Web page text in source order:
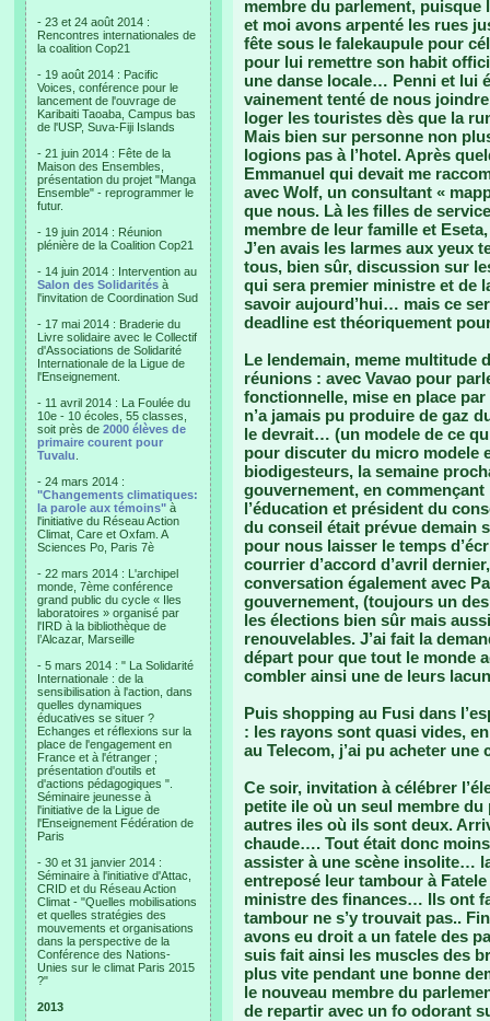
- 23 et 24 août 2014 :
Rencontres internationales de
la coalition Cop21
- 19 août 2014 : Pacific
Voices, conférence pour le
lancement de l'ouvrage de
Karibaiti Taoaba, Campus bas
de l'USP, Suva-Fiji Islands
- 21 juin 2014 : Fête de la
Maison des Ensembles,
présentation du projet "Manga
Ensemble" - reprogrammer le
futur.
- 19 juin 2014 : Réunion
plénière de la Coalition Cop21
- 14 juin 2014 : Intervention au
Salon des Solidarités à
l'invitation de Coordination Sud
- 17 mai 2014 : Braderie du
Livre solidaire avec le Collectif
d'Associations de Solidarité
Internationale de la Ligue de
l'Enseignement.
- 11 avril 2014 : La Foulée du
10e - 10 écoles, 55 classes,
soit près de 2000 élèves de
primaire courent pour
Tuvalu
- 24 mars 2014 :
"Changements climatiques:
la parole aux témoins" à
l'initiative du Réseau Action
Climat, Care et Oxfam. A
Sciences Po, Paris 7è
- 22 mars 2014 : L'archipel
monde, 7ème conférence
grand public du cycle « Iles
laboratoires » organisé par
l'IRD à la bibliothèque de
l’Alcazar, Marseille
- 5 mars 2014 : " La Solidarité
Internationale : de la
sensibilisation à l'action, dans
quelles dynamiques
éducatives se situer ?
Echanges et réflexions sur la
place de l'engagement en
France et à l'étranger ;
présentation d'outils et
d'actions pédagogiques ".
Séminaire jeunesse à
l'initiative de la Ligue de
l'Enseignement Fédération de
Paris
- 30 et 31 janvier 2014 :
Séminaire à l'initiative d'Attac,
CRID et du Réseau Action
Climat - "Quelles mobilisations
et quelles stratégies des
mouvements et organisations
dans la perspective de la
Conférence des Nations-
Unies sur le climat Paris 2015
?"
2013
membre du parlement,
et moi avons arpenté les rues
fête sous le falekaupule pour
pour lui remettre son habit
une danse locale… Penni et lui
vainement tenté de nous
loger les touristes dès que la
Mais bien sur personne non
logions pas à l’hotel. Après
Emmanuel qui devait me
avec Wolf, un consultant «
que nous. Là les filles de
membre de leur famille et
J’en avais les larmes aux
tous, bien sûr, discussion sur
qui sera premier ministre et de
savoir aujourd’hui… mais ce
deadline est théoriquement
Le lendemain, meme multitude
réunions : avec Vavao pour
fonctionnelle, mise en place par
n’a jamais pu produire de gaz
le devrait… (un modele de ce
pour discuter du micro modele
biodigesteurs, la semaine
gouvernement, en
l’éducation et président du
du conseil était prévue demain
pour nous laisser le temps
courrier d’accord d’avril
conversation également avec
gouvernement, (toujours un
les élections bien sûr mais
renouvelables. J’ai fait la
départ pour que tout le monde
combler ainsi une de leurs
Puis shopping au Fusi dans
: les rayons sont quasi vides,
au Telecom, j’ai pu acheter une
Ce soir, invitation à célébrer
petite ile où un seul membre
autres iles où ils sont deux.
chaude…. Tout était donc
assister à une scène insolite…
entreposé leur tambour à Fatele
ministre des finances… Ils ont
tambour ne s’y trouvait pas..
avons eu droit a un fatele des
suis fait ainsi les muscles des
plus vite pendant une bonne
le nouveau membre du
de repartir avec un fo odorant